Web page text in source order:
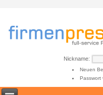
Nickname:
Neuen
Passwort